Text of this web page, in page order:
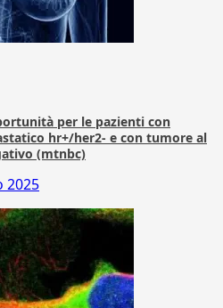
per le pazienti con
hr+/her2- e con tumore al
(mtnbc)
2025